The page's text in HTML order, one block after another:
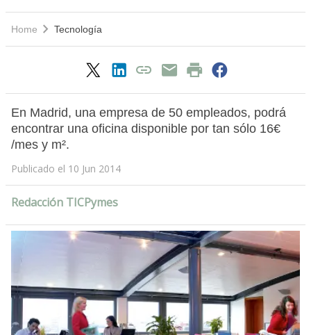
Home Tecnología
En Madrid, una empresa de 50 empleados, podrá
encontrar una oficina disponible por tan sólo 16€
/mes y m².
Publicado el 10 Jun 2014
Redacción TICPymes